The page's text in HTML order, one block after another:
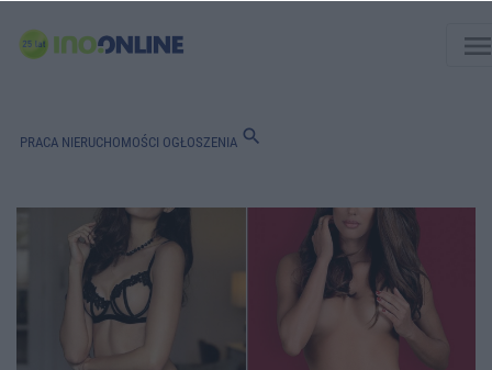
PRACA NIERUCHOMOŚCI OGŁOSZENIA search